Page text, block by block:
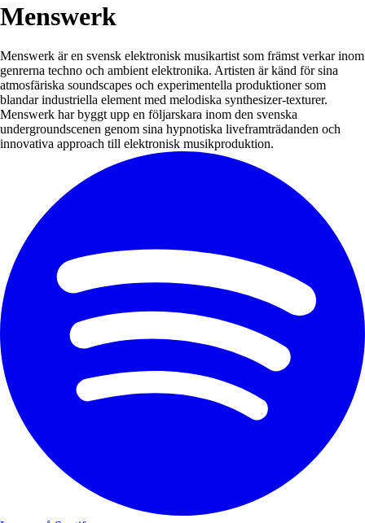
Menswerk
Menswerk är en svensk elektronisk musikartist som främst verkar inom
genrerna techno och ambient elektronika. Artisten är känd för sina
atmosfäriska soundscapes och experimentella produktioner som
blandar industriella element med melodiska synthesizer-texturer.
Menswerk har byggt upp en följarskara inom den svenska
undergroundscenen genom sina hypnotiska liveframträdanden och
innovativa approach till elektronisk musikproduktion.